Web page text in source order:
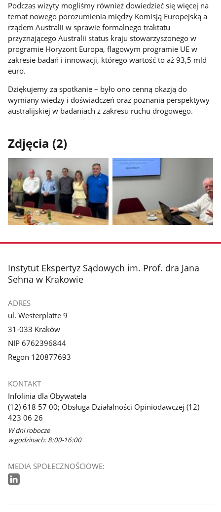
Podczas wizyty mogliśmy również dowiedzieć się więcej na
temat nowego porozumienia między Komisją Europejską a
rządem Australii w sprawie formalnego traktatu
przyznającego Australii status kraju stowarzyszonego w
programie Horyzont Europa, flagowym programie UE w
zakresie badań i innowacji, którego wartość to aż 93,5 mld
euro.
Dziękujemy za spotkanie – było ono cenną okazją do
wymiany wiedzy i doświadczeń oraz poznania perspektywy
australijskiej w badaniach z zakresu ruchu drogowego.
Zdjęcia (2)
zdjęcie
galerii.
zdjęcie
galerii.
stopka
Instytut Ekspertyz Sądowych im. Prof. dra Jana
Sehna w Krakowie
ADRES
ul. Westerplatte 9
31-033 Kraków
NIP 6762396844
Regon 120877693
KONTAKT
Infolinia dla Obywatela
(12) 618 57 00; Obsługa Działalności Opiniodawczej (12)
423 06 26
W dni robocze
w godzinach: 8:00-16:00
MEDIA SPOŁECZNOŚCIOWE: